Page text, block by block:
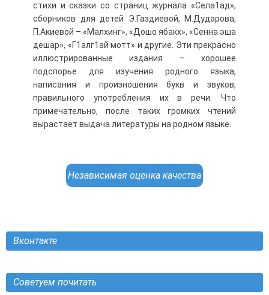
стихи и сказки со страниц журнала «Села1ад»,
сборников для детей Э.Газдиевой, М.Дударова,
П.Акиевой – «Малхинг», «Дошо ябакх», «Сенна эша
дешар», «Г1алг1ай мотт» и другие. Эти прекрасно
иллюстрированные издания – хорошее
подспорье для изучения родного языка,
написания и произношения букв и звуков,
правильного употребления их в речи. Что
примечательно, после таких громких чтений
вырастает выдача литературы на родном языке.
Независимая оценка качества
Вконтакте
Советуем почитать